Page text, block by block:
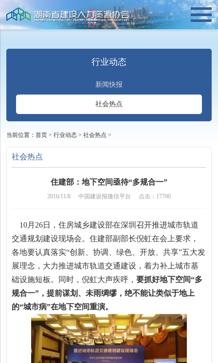
行业动态
新闻快报
社会热点
当前位置：首页 >行业动态 >社会热点 >
社会热点
住建部：地下空间亟待“多规合一”
2016/11/8 中国建设报微信平台 点击：17700
10月26日，住房城乡建设部在深圳召开推进城市轨道
交通规划建设现场会。住建部副部长倪虹在会上要求，
各地要认真落实“创新、协调、绿色、开放、共享”五大发
展理念，大力推进城市轨道交通建设，着力补上城市基
础设施短板。同时，倪虹大声疾呼，要抓好地下空间“多
规合一”，提前谋划、未雨绸缪，绝不能让类似于地上
的“城市病”在地下空间重演。